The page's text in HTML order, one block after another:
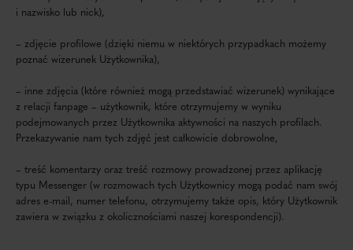
i nazwisko lub nick),
– zdjęcie profilowe (dzięki niemu w niektórych przypadkach możemy
poznać wizerunek Użytkownika),
– inne zdjęcia (które również mogą przedstawiać wizerunek) wynikające
z relacji fanpage – użytkownik, które otrzymujemy w wyniku
podejmowanych przez Użytkownika aktywności na naszych profilach.
Przekazywanie nam tych zdjęć jest całkowicie dobrowolne,
– treść komentarzy oraz treść rozmowy prowadzonej przez aplikację
typu Messenger (w rozmowach tych Użytkownicy mogą podać nam swój
adres e-mail, numer telefonu, otrzymujemy także opis, który Użytkownik
zawiera w związku z okolicznościami naszej korespondencji).